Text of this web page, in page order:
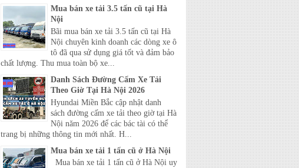
Mua bán xe tải 3.5 tấn cũ tại Hà
Nội
Bãi mua bán xe tải 3.5 tấn cũ tại Hà
Nội chuyên kinh doanh các dòng xe ô
tô đã qua sử dụng giá tốt và đảm bảo
chất lượng. Thu mua toàn bộ xe...
Danh Sách Đường Cấm Xe Tải
Theo Giờ Tại Hà Nội 2026
Hyundai Miền Bắc cập nhật danh
sách đường cấm xe tải theo giờ tại Hà
Nội năm 2026 để các bác tài có thể
trang bị những thông tin mới nhất. H...
Mua bán xe tải 1 tấn cũ ở Hà Nội
Mua bán xe tải 1 tấn cũ ở Hà Nội uy